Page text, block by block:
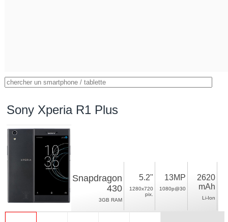
Sony Xperia R1 Plus
Snapdragon
430
3GB RAM
5.2"
1280x720
pix.
13MP
1080p@30
2620
mAh
Li-Ion